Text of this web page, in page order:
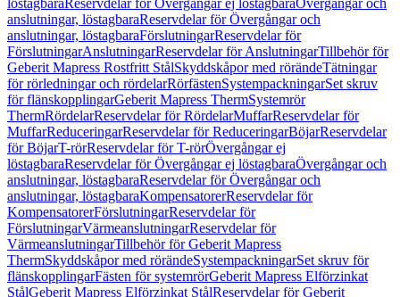
löstagbaraReservdelar för Övergångar ej löstagbaraÖvergångar och
anslutningar, löstagbaraReservdelar för Övergångar och
anslutningar, löstagbaraFörslutningarReservdelar för
FörslutningarAnslutningarReservdelar för AnslutningarTillbehör för
Geberit Mapress Rostfritt StålSkyddskåpor med rörändeTätningar
för rörledningar och rördelarRörfästenSystempackningarSet skruv
för flänskopplingarGeberit Mapress ThermSystemrör
ThermRördelarReservdelar för RördelarMuffarReservdelar för
MuffarReduceringarReservdelar för ReduceringarBöjarReservdelar
för BöjarT-rörReservdelar för T-rörÖvergångar ej
löstagbaraReservdelar för Övergångar ej löstagbaraÖvergångar och
anslutningar, löstagbaraReservdelar för Övergångar och
anslutningar, löstagbaraKompensatorerReservdelar för
KompensatorerFörslutningarReservdelar för
FörslutningarVärmeanslutningarReservdelar för
VärmeanslutningarTillbehör för Geberit Mapress
ThermSkyddskåpor med rörändeSystempackningarSet skruv för
flänskopplingarFästen för systemrörGeberit Mapress Elförzinkat
StålGeberit Mapress Elförzinkat StålReservdelar för Geberit